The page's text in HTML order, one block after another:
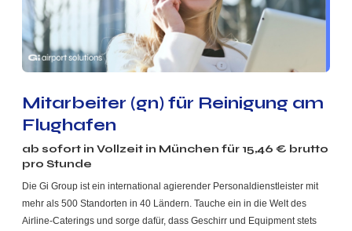
Mitarbeiter (gn) für Reinigung am
Flughafen
ab sofort in Vollzeit in München für 15,46 € brutto
pro Stunde
Die Gi Group ist ein international agierender Personaldienstleister mit
mehr als 500 Standorten in 40 Ländern. Tauche ein in die Welt des
Airline-Caterings und sorge dafür, dass Geschirr und Equipment stets